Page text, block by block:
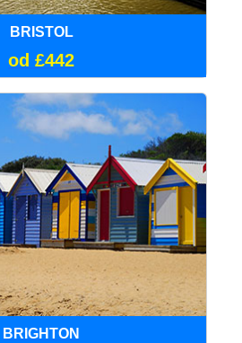
BRISTOL
od £442
BRIGHTON